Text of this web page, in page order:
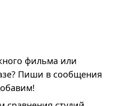
фильма или
Пиши в сообщения